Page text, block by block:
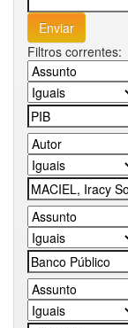
Filtros correntes: